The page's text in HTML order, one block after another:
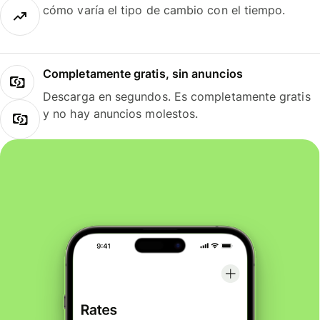
cómo varía el tipo de cambio con el tiempo.
Completamente gratis, sin anuncios
Descarga en segundos. Es completamente gratis
y no hay anuncios molestos.